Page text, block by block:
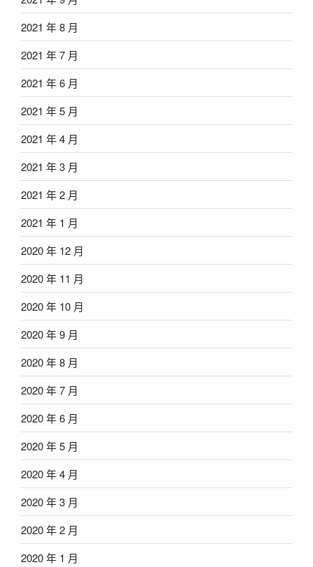
2021 年 8 月
2021 年 7 月
2021 年 6 月
2021 年 5 月
2021 年 4 月
2021 年 3 月
2021 年 2 月
2021 年 1 月
2020 年 12 月
2020 年 11 月
2020 年 10 月
2020 年 9 月
2020 年 8 月
2020 年 7 月
2020 年 6 月
2020 年 5 月
2020 年 4 月
2020 年 3 月
2020 年 2 月
2020 年 1 月